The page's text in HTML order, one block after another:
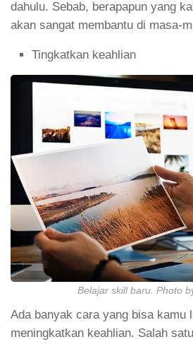
dahulu. Sebab, berapapun yang
akan sangat membantu di masa-
Tingkatkan keahlian
Belajar skill baru. Photo
Ada banyak cara yang bisa kamu
meningkatkan keahlian. Salah